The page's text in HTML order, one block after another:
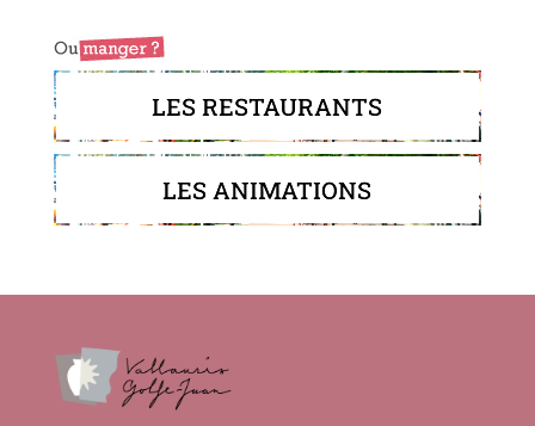
LES RESTAURANTS
LES ANIMATIONS